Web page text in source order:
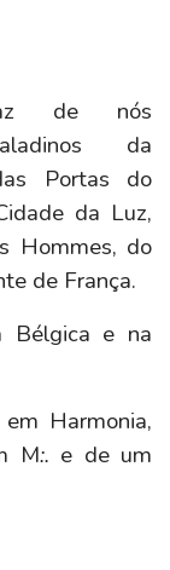
de nós
da
Portas do
da Luz,
Hommes, do
de França.
Bélgica e na
Harmonia,
M:. e de um